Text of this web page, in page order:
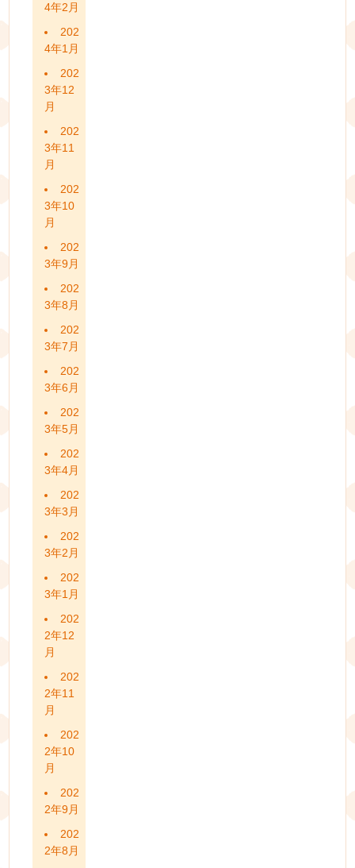
4年2月
202
4年1月
202
3年12
月
202
3年11
月
202
3年10
月
202
3年9月
202
3年8月
202
3年7月
202
3年6月
202
3年5月
202
3年4月
202
3年3月
202
3年2月
202
3年1月
202
2年12
月
202
2年11
月
202
2年10
月
202
2年9月
202
2年8月